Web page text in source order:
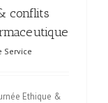
conflits
Service
Ethique &